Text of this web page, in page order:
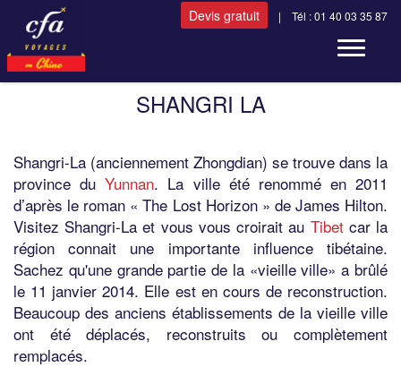
Devis gratuit | Tél : 01 40 03 35 87
Toggle
SHANGRI LA
Shangri-La (anciennement Zhongdian) se trouve dans la
province duYunnan. La ville été renommé en 2011
d’après le roman « The Lost Horizon » de James Hilton.
Visitez Shangri-La et vous vous croirait au Tibetcar la
région connait une importante influence tibétaine.
Sachez qu'une grande partie de la «vieille ville» a brûlé
le 11 janvier 2014. Elle est en cours de reconstruction.
Beaucoup des anciens établissements de la vieille ville
ont été déplacés, reconstruits ou complètement
remplacés.